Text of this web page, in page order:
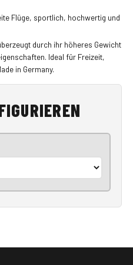
Flüge, sportlich, hochwertig und
durch ihr höheres Gewicht
Ideal für Freizeit,
in Germany.